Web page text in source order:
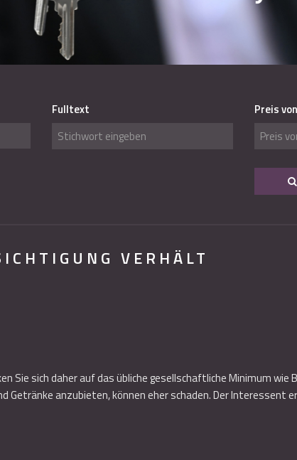
Fulltext Preis
VERHÄLT
Sie sich daher auf das übliche gesellschaftliche Minimum wie
Getränke anzubieten, können eher schaden. Der Interessent